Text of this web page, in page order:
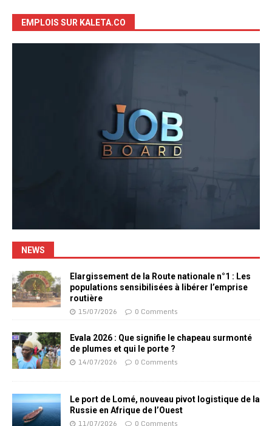
EMPLOIS SUR KALETA.CO
NEWS
Elargissement de la Route nationale n°1 : Les
populations sensibilisées à libérer l’emprise
routière
15/07/2026 0 Comments
Evala 2026 : Que signifie le chapeau surmonté
de plumes et qui le porte ?
14/07/2026 0 Comments
Le port de Lomé, nouveau pivot logistique de la
Russie en Afrique de l’Ouest